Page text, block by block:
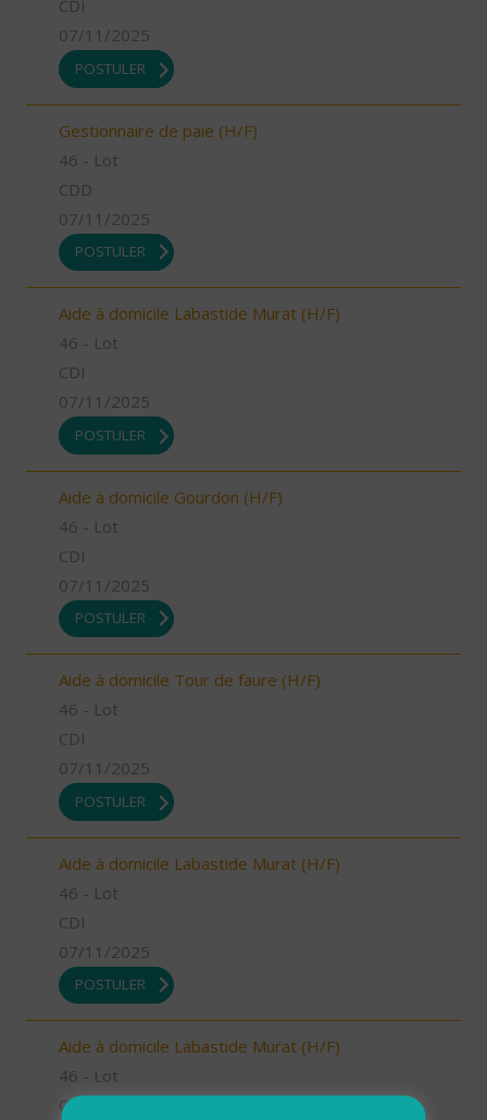
CDI
07/11/2025
POSTULER
Gestionnaire de paie (H/F)
46 - Lot
CDD
07/11/2025
POSTULER
Aide à domicile Labastide Murat (H/F)
46 - Lot
CDI
07/11/2025
POSTULER
Aide à domicile Gourdon (H/F)
46 - Lot
CDI
07/11/2025
POSTULER
Aide à domicile Tour de faure (H/F)
46 - Lot
CDI
07/11/2025
POSTULER
Aide à domicile Labastide Murat (H/F)
46 - Lot
CDI
07/11/2025
POSTULER
Aide à domicile Labastide Murat (H/F)
46 - Lot
CDI